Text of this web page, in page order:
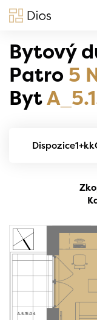
Bytový
Patro 5
Byt
Dispozice1+kk